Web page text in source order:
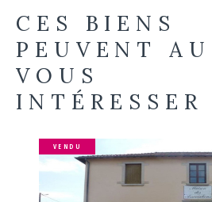
CES BIENS
PEUVENT
VOUS
INTÉRESSER
VENDU